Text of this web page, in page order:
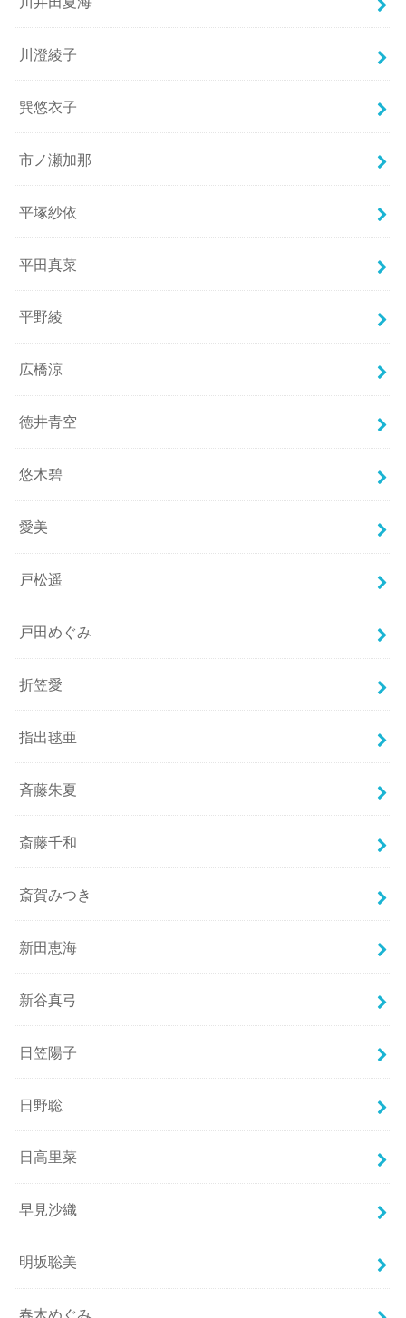
川澄綾子
巽悠衣子
市ノ瀬加那
平塚紗依
平田真菜
平野綾
広橋涼
徳井青空
悠木碧
愛美
戸松遥
戸田めぐみ
折笠愛
指出毬亜
斉藤朱夏
斎藤千和
斎賀みつき
新田恵海
新谷真弓
日笠陽子
日野聡
日高里菜
早見沙織
明坂聡美
春木めぐみ